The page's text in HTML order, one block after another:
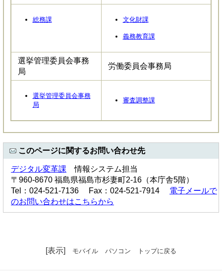
総務課 文化財課
義務教育課
選挙管理委員会事務
局
労働委員会事務局
選挙管理委員会事務
局
審査調整課
このページに関するお問い合わせ先
デジタル変革課 情報システム担当
〒960-8670 福島県福島市杉妻町2-16（本庁舎5階）
Tel：024-521-7136 Fax：024-521-7914 電子メールで
のお問い合わせはこちらから
[表示] モバイル パソコン トップに戻る